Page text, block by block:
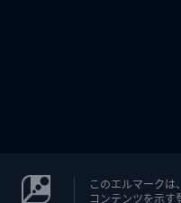
このエルマークは
コンテンツを示す